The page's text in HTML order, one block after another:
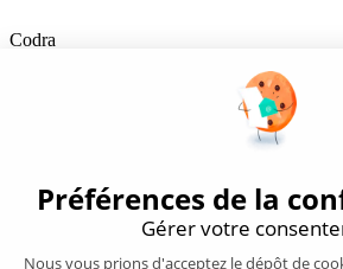
Codra
Éditeur des logiciels Panorama Suite et
également un acteur reconnu dans le